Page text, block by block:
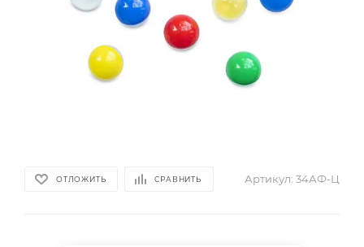
ОТЛОЖИТЬ СРАВНИТЬ Артикул: 34АФ-Ц